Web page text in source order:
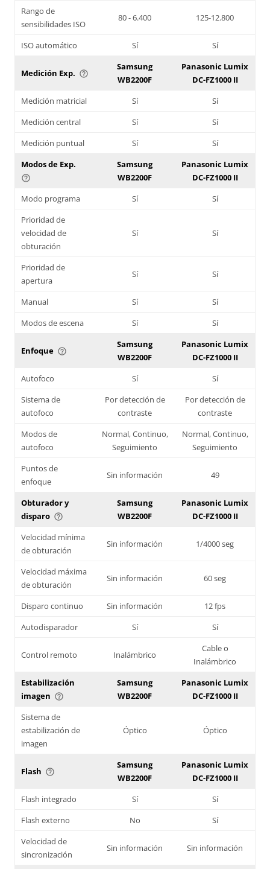
Rango de
sensibilidades ISO
80 - 6.400 125-12.800
ISO automático Sí Sí
Medición Exp. help_outline
Samsung
WB2200F
Panasonic Lumix
DC-FZ1000 II
Medición matricial
Sí
Sí
Medición central
Sí
Sí
Medición puntual
Sí
Sí
Modos de Exp.
help_outline
Samsung
WB2200F
Panasonic Lumix
DC-FZ1000 II
Modo programa
Sí
Sí
Prioridad de
velocidad de
obturación
Sí Sí
Prioridad de
apertura
Sí Sí
Manual Sí
Sí
Modos de escena
Sí Sí
Enfoque help_outline
Samsung
WB2200F
Panasonic Lumix
DC-FZ1000 II
Autofoco
Sí
Sí
Sistema de
autofoco
Por detección de
contraste
Por detección de
contraste
Modos de
autofoco
Normal, Continuo,
Seguimiento
Normal, Continuo,
Seguimiento
Puntos de
enfoque
Sin información 49
Obturador y
disparo help_outline
Samsung
WB2200F
Panasonic Lumix
DC-FZ1000 II
Velocidad mínima
de obturación
Sin información 1/4000 seg
Velocidad máxima
de obturación
Sin información 60 seg
Disparo continuo Sin información
12 fps
Autodisparador
Sí Sí
Control remoto Inalámbrico
Cable o
Inalámbrico
Estabilización
imagen help_outline
Samsung
WB2200F
Panasonic Lumix
DC-FZ1000 II
Sistema de
estabilización de
imagen
Óptico Óptico
Flash help_outline
Samsung
WB2200F
Panasonic Lumix
DC-FZ1000 II
Flash integrado
Sí
Sí
Flash externo
No
Sí
Velocidad de
sincronización
Sin información Sin información